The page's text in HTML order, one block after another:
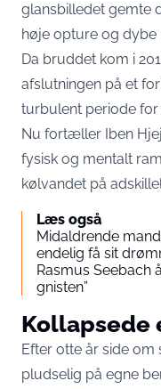
glansbilledet gemte
høje opture og dybe
Da bruddet kom i
afslutningen på et
turbulent periode for
Nu fortæller Iben
fysisk og mentalt
kølvandet på
Læs også
Midaldrende
endelig få sit
Rasmus Seebach
gnisten”
Kollapsede
Efter otte år side
pludselig på egne